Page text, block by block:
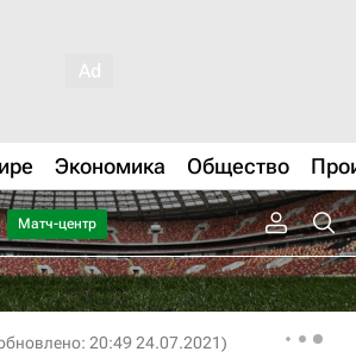
Экономика Общество
Матч-центр
20:49 24.07.2021)